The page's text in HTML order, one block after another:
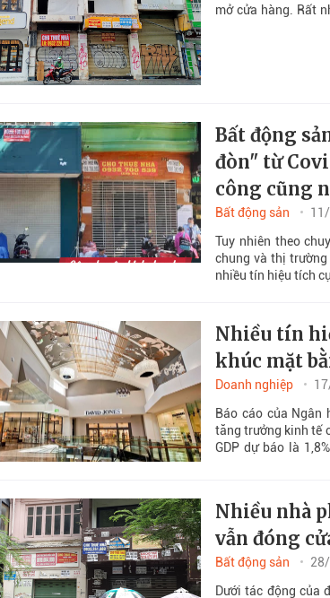
mở cửa hàng. Rất
Bất động
đòn" từ
công cũng
Bất động sản
Tuy nhiên theo
chung và thị trường
nhiều tín hiệu tích
Nhiều tín
khúc mặt
Doanh nghiệp
Báo cáo của Ngân
tăng trưởng kinh tế
GDP dự báo là
Nhiều nhà
vẫn đóng
Bất động sản
Dưới tác động của